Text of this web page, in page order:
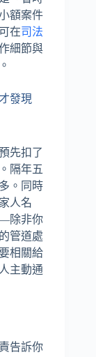
額案件
在司法
細節與
。
發現
先扣了
隔年五
。同時
人名
除非你
管道處
相關給
主動通
告訴你